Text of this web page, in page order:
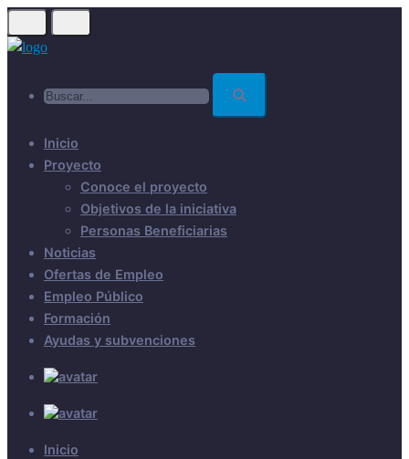
Skip
to
Inicio
Proyecto
Conoce el proyecto
Objetivos de la iniciativa
Personas Beneficiarias
Noticias
Ofertas de Empleo
Empleo Público
Formación
Ayudas y subvenciones
Inicio